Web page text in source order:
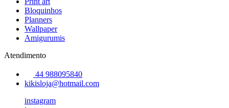
Bloquinhos
Planners
Wallpaper
Amigurumis
Atendimento
44 988095840
kikisloja@hotmail.com
instagram